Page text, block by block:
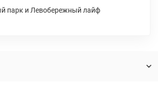
парк и Левобережный лайф